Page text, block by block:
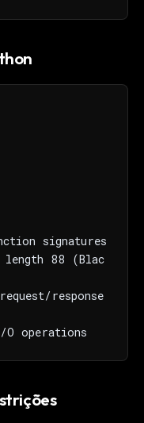
signatures
88 (Blac
response
operations